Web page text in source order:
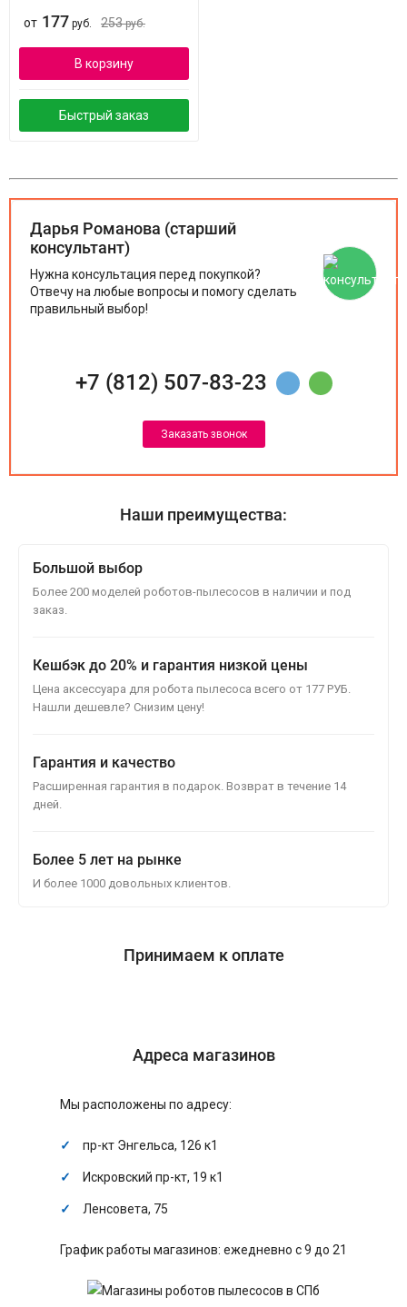
от 177 руб. 253 руб.
В корзину
Быстрый заказ
Дарья Романова (старший
консультант)
Нужна консультация перед покупкой?
Отвечу на любые вопросы и помогу сделать
правильный выбор!
+7 (812) 507-83-23
Заказать звонок
Наши преимущества:
Большой выбор
Более 200 моделей роботов-пылесосов в наличии и под
заказ.
Кешбэк до 20% и гарантия низкой цены
Цена аксессуара для робота пылесоса всего от 177 РУБ.
Нашли дешевле? Снизим цену!
Гарантия и качество
Расширенная гарантия в подарок. Возврат в течение 14
дней.
Более 5 лет на рынке
И более 1000 довольных клиентов.
Принимаем к оплате
Адреса магазинов
Мы расположены по адресу:
пр-кт Энгельса, 126 к1
Искровский пр-кт, 19 к1
Ленсовета, 75
График работы магазинов: ежедневно с 9 до 21